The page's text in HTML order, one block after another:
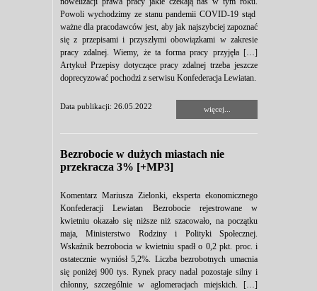
Powoli wychodzimy ze stanu pandemii COVID-19 stąd
ważne dla pracodawców jest, aby jak najszybciej zapoznać
się z przepisami i przyszłymi obowiązkami w zakresie
pracy zdalnej. Wiemy, że ta forma pracy przyjęła […]
Artykuł Przepisy dotyczące pracy zdalnej trzeba jeszcze
doprecyzować pochodzi z serwisu Konfederacja Lewiatan.
Data publikacji: 26.05.2022 więcej...
Bezrobocie w dużych miastach nie
przekracza 3% [+MP3]
Komentarz Mariusza Zielonki, eksperta ekonomicznego
Konfederacji Lewiatan Bezrobocie rejestrowane w
kwietniu okazało się niższe niż szacowało, na początku
maja, Ministerstwo Rodziny i Polityki Społecznej.
Wskaźnik bezrobocia w kwietniu spadł o 0,2 pkt. proc. i
ostatecznie wyniósł 5,2%. Liczba bezrobotnych umacnia
się poniżej 900 tys. Rynek pracy nadal pozostaje silny i
chłonny, szczególnie w aglomeracjach miejskich. […]